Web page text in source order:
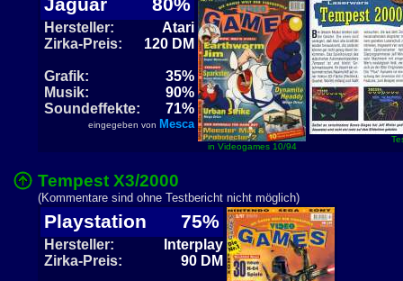
Jaguar 80%
Hersteller:
Atari
Zirka-Preis:
120 DM
Grafik:
35%
Musik:
90%
Soundeffekte:
71%
eingegeben von Mesca
in Videogames 10/94
Tempest X3/2000
(Kommentare sind ohne Testbericht nicht möglich)
Playstation 75%
Hersteller:
Interplay
Zirka-Preis:
90 DM